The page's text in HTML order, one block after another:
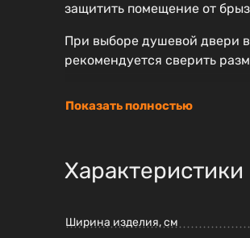
защитить помещение от
При выборе душевой двери
рекомендуется сверить
Показать полностью
Характеристики
Ширина изделия, см